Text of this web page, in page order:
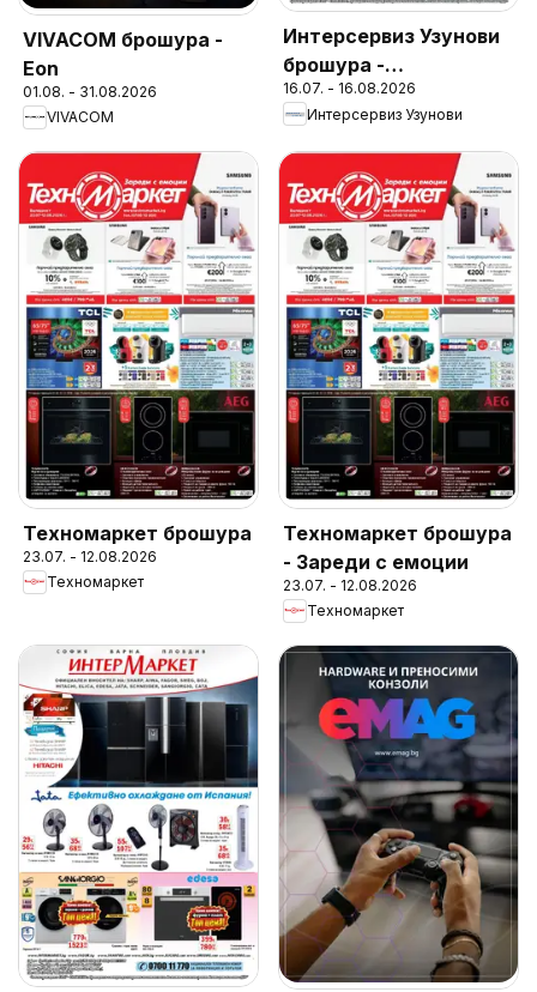
VIVACOM брошура -
Eon
01.08. - 31.08.2026
VIVACOM
Интерсервиз Узунови
брошура -
Предложения
16.07. - 16.08.2026
Интерсервиз Узунови
Техномаркет брошура
23.07. - 12.08.2026
Техномаркет
Техномаркет брошура
- Зареди с емоции
23.07. - 12.08.2026
Техномаркет